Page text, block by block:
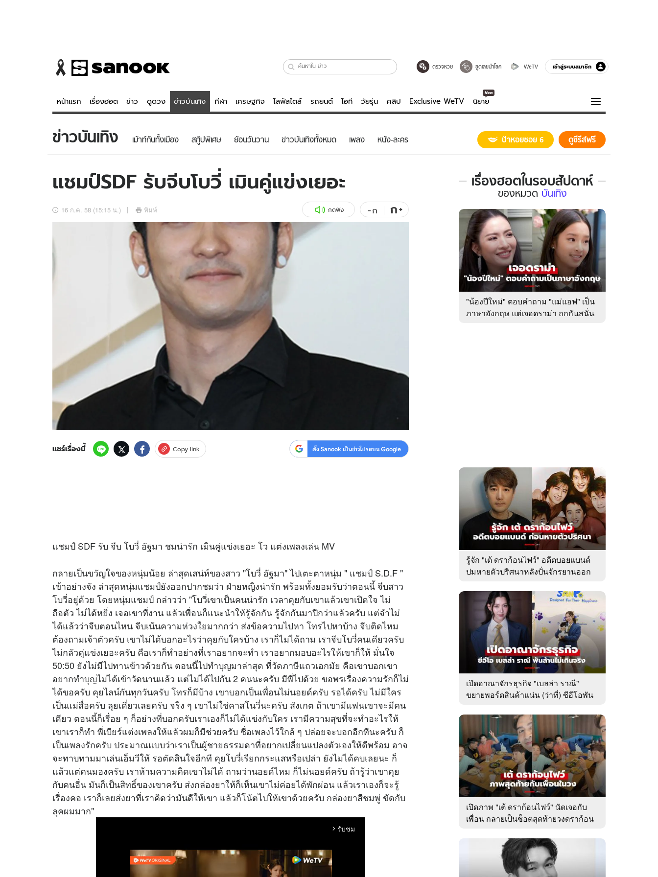
ตรวจหวย ขูดเลขนำโชค WeTV เข้าสู่ระบบสมาชิก
หน้าแรก เรื่องฮอต ข่าว ดูดวง ข่าวบันเทิง กีฬา เศรษฐกิจ ไลฟ์สไตล์ รถยนต์ ไอที วัยรุ่น คลิป Exclusive WeTV นิยาย
ข่าว
ข่าวบันเทิง
ดูดวง - ตรวจหวย
สถิติหวยไทย
ไลฟ์สไตล์
วัยรุ่น
รถยนต์
สุขภาพ
เที่ยว-กิน
บันเทิงครบรส
คลิป
พอดแคสต์
ความรู้รอบตัว
ฮาวทู
ดาวน์โหลดสนุกแอปฟรี ติดตามสนุกโซเชียลได้ที่
สงวนลิขสิทธิ์ ©2569 บริษัท อิมเมจ ฟิวเจอร์ (ประเทศไทย) จำกัด
ข่าวบันเทิง เม้าท์กันทั้งเมือง สกู๊ปพิเศษ ย้อนวันวาน ข่าวบันเทิงทั้งหมด เพลง หนัง-ละคร ป้าหอยซอย 6 ดูซีรีส์ฟรี
แชมป์SDF รับจีบโบวี่ เมินคู่แข่งเยอะ
16 ก.ค. 58 (15:15 น.) พิมพ์ กดฟัง -ก ก+
แชร์เรื่องนี้ Copy link ตั้ง Sanook เป็นข่าวโปรดบน Google
แชมป์ SDF รับ จีบ โบวี่ อัฐมา ชมน่ารัก เมินคู่แข่งเยอะ โว แต่งเพลงเล่น MV
กลายเป็นขวัญใจของหนุ่มน้อย ล่าสุดเสน่ห์ของสาว "โบวี่ อัฐมา" ไปเตะตาหนุ่ม " แชมป์ S.D.F "
เข้าอย่างจัง ล่าสุดหนุ่มแชมป์ยังออกปากชมว่า ฝ่ายหญิงน่ารัก พร้อมทั้งยอมรับว่าตอนนี้ จีบสาว
โบวี่อยู่ด้วย โดยหนุ่มแชมป์ กล่าวว่า "โบวี่เขาเป็นคนน่ารัก เวลาคุยกับเขาแล้วเขาเปิดใจ ไม่
ถือตัว ไม่ได้หยิ่ง เจอเขาที่งาน แล้วเพื่อนก็แนะนำให้รู้จักกัน รู้จักกันมาปีกว่าแล้วครับ แต่จำไม่
ได้แล้วว่าจีบตอนไหน จีบเน้นความห่วงใยมากกว่า ส่งข้อความไปหา โทรไปหาบ้าง จีบติดไหม
ต้องถามเจ้าตัวครับ เขาไม่ได้บอกอะไรว่าคุยกับใครบ้าง เราก็ไม่ได้ถาม เราจีบโบวี่คนเดียวครับ
ไม่กลัวคู่แข่งเยอะครับ คือเราก็ทำอย่างที่เราอยากจะทำ เราอยากมอบอะไรให้เขาก็ให้ มั่นใจ
50:50 ยังไม่มีไปทานข้าวด้วยกัน ตอนนี้ไปทำบุญมาล่าสุด ที่วัดภาษีแถวเอกมัย คือเขาบอกเขา
อยากทำบุญไม่ได้เข้าวัดนานแล้ว แต่ไม่ได้ไปกัน 2 คนนะครับ มีพี่ไปด้วย ขอพรเรื่องความรักก็ไม่
ได้ขอครับ คุยไลน์กันทุกวันครับ โทรก็มีบ้าง เขาบอกเป็นเพื่อนไม่นอยด์ครับ รอได้ครับ ไม่มีใคร
เป็นแม่สื่อครับ ลุยเดี่ยวเลยครับ จริง ๆ เขาไม่ใช่คาสโนวี่นะครับ สังเกต ถ้าเขามีแฟนเขาจะมีคน
เดียว ตอนนี้ก็เรื่อย ๆ ก็อย่างที่บอกครับเราเองก็ไม่ได้แข่งกับใคร เรามีความสุขที่จะทำอะไรให้
เขาเราก็ทำ พี่เบียร์แต่งเพลงให้แล้วผมก็มีช่วยครับ ชื่อเพลงไว้ใกล้ ๆ ปล่อยจะบอกอีกทีนะครับ ก็
เป็นเพลงรักครับ ประมาณแบบว่าเราเป็นผู้ชายธรรมดาที่อยากเปลี่ยนแปลงตัวเองให้ดีพร้อม อาจ
จะทาบทามมาเล่นเอ็มวีให้ รอตัดสินใจอีกที คุยโบวี่เรียกกระแสหรือเปล่า ยังไม่ได้คบเลยนะ ก็
แล้วแต่คนมองครับ เราห้ามความคิดเขาไม่ได้ ถามว่านอยด์ไหม ก็ไม่นอยด์ครับ ถ้ารู้ว่าเขาคุย
กับคนอื่น มันก็เป็นสิทธิ์ของเขาครับ ส่งกล่องยาให้ก็เห็นเขาไม่ค่อยได้พักผ่อน แล้วเราเองก็จะรู้
เรื่องคอ เราก็เลยส่งยาที่เราคิดว่ามันดีให้เขา แล้วก็โน้ตไปให้เขาด้วยครับ กล่องยาสีชมพู่ ขัดกับ
ลุคผมมาก"
arrow_forward_ios รับชม
เรื่องฮอตในรอบสัปดาห์
เรื่อง
ใน
รอบ
สัปดาห์
ของ
หมวด
บันเทิง
ของหมวด บันเทิง
"น้องปีใหม่" ตอบคำถาม "แม่แอฟ" เป็น
ภาษาอังกฤษ แต่เจอดราม่า ถกกันสนั่น
รู้จัก "เต้ ดราก้อนไฟว์" อดีตบอยแบนด์
ปมหายตัวปริศนาหลังปั่นจักรยานออก
เปิดอาณาจักรธุรกิจ "เบลล่า ราณี"
ขยายพอร์ตสินค้าแน่น (ว่าที่) ซีอีโอพัน
เปิดภาพ "เต้ ดราก้อนไฟว์" นัดเจอกับ
เพื่อน กลายเป็นช็อตสุดท้ายวงดราก้อน